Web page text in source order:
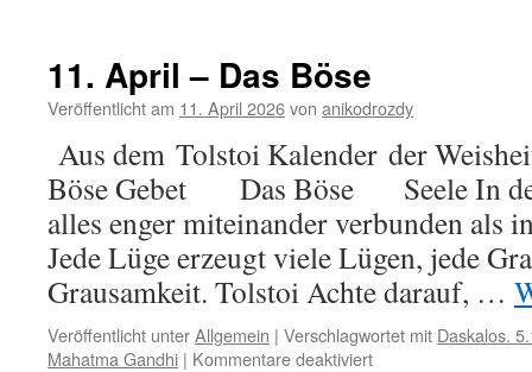
Gottes
Existenz
11. April – Das Böse
Veröffentlicht am 11. April 2026von anikodrozdy
Aus dem Tolstoi Kalender der
Böse Gebet Das Böse Seele In
alles enger miteinander verbunden als
Jede Lüge erzeugt viele Lügen, jede
Grausamkeit. Tolstoi Achte darauf, …
Veröffentlicht unterAllgemein | Verschlagwortet mit Daskalos.
Mahatma Gandhi | Kommentare deaktiviertfür